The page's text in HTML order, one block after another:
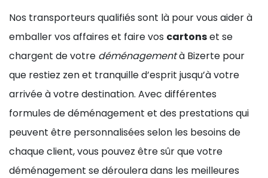
Nos transporteurs qualifiés sont là pour vous aider à
emballer vos affaires et faire vos cartonset se
chargent de votre déménagementà Bizerte pour
que restiez zen et tranquille d’esprit jusqu’à votre
arrivée à votre destination. Avec différentes
formules de déménagement et des prestations qui
peuvent être personnalisées selon les besoins de
chaque client, vous pouvez être sûr que votre
déménagement se déroulera dans les meilleures